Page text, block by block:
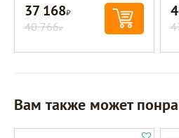
37 168Р
40 766Р
Вам также может